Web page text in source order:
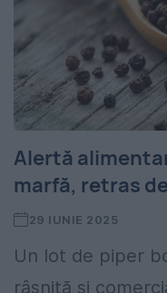
Alertă
marfă, retras
29 IUNIE 2025
Un lot de piper
râșniță și